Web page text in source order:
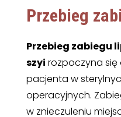
Przebieg
Przebieg zabiegu
szyi rozpoczyna
pacjenta w
operacyjnych.
w znieczuleniu